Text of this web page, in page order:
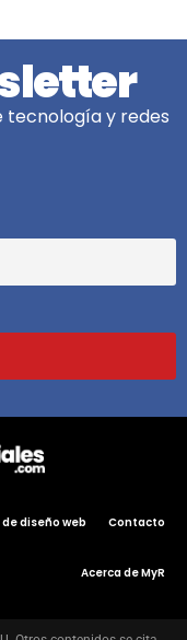
tecnología y redes
diseño web Contacto
Acerca de MyR